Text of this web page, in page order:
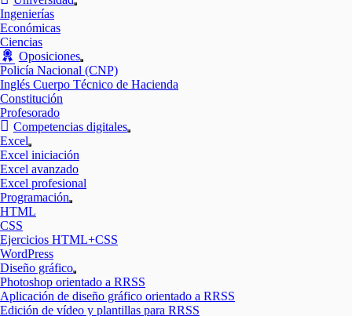
Mostrar
Ingenierías
Económicas
Ciencias
Oposiciones
Mostrar
el
submenú
Policía Nacional (CNP)
Inglés Cuerpo Técnico de Hacienda
Constitución
Profesorado
Competencias digitales
Mostrar
Excel
Mostrar
el
submenú
Excel iniciación
Excel avanzado
Excel profesional
Programación
Mostrar
HTML
CSS
Ejercicios HTML+CSS
WordPress
Diseño gráfico
Mostrar
el
submenú
Photoshop orientado a RRSS
Aplicación de diseño gráfico orientado a RRSS
Edición de vídeo y plantillas para RRSS